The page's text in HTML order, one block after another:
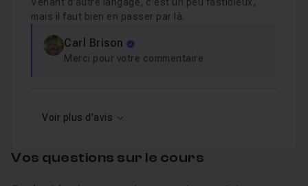
mais il faut bien en passer par là.
Carl Brison
Merci pour votre commentaire
Voir plus d'avis
Vos questions sur le cours